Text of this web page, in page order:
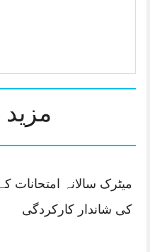
میٹرک سالانہ امتحانات
کی شاندار کارکردگی